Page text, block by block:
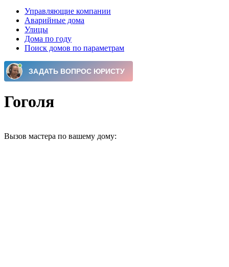
Управляющие компании
Аварийные дома
Улицы
Дома по году
Поиск домов по параметрам
Гоголя
Вызов мастера по вашему дому: